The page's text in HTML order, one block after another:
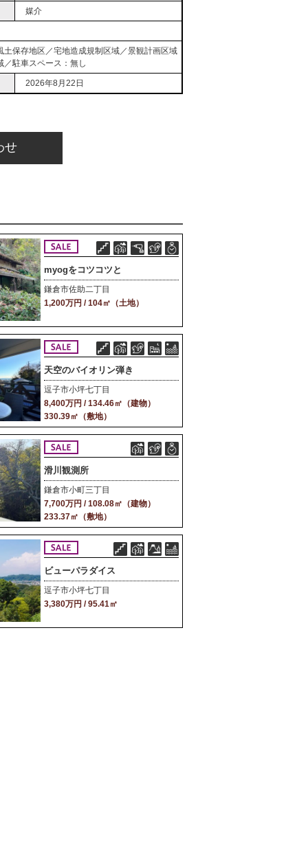
媒介
保存地区／宅地造成規制区域／景観計画区域
駐車スペース：無し
2026年8月22日
せ
myogをコツコツと
鎌倉市佐助二丁目
1,200万円 / 104㎡（土地）
天空のバイオリン弾き
逗子市小坪七丁目
8,400万円 / 134.46㎡（建物）
330.39㎡（敷地）
滑川観測所
鎌倉市小町三丁目
7,700万円 / 108.08㎡（建物）
233.37㎡（敷地）
ビューパラダイス
逗子市小坪七丁目
3,380万円 / 95.41㎡